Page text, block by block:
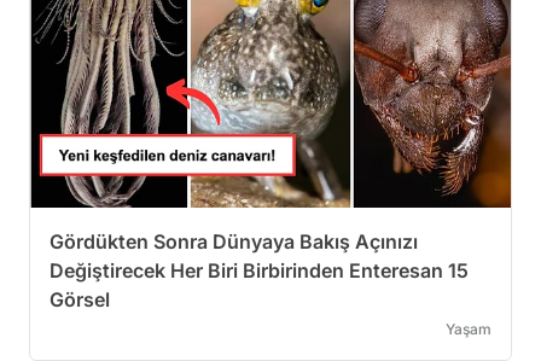
Gördükten Sonra Dünyaya Bakış Açınızı
Değiştirecek Her Biri Birbirinden Enteresan 15
Görsel
Yaşam